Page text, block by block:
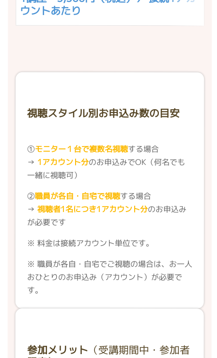
ウントあたり
視聴スタイル別お申込み数の目安
①モニター１台で複数名視聴する場合
→ 1アカウント分のお申込みでOK（何名でも
一緒に視聴可）
②職員が各自・自宅で視聴する場合
→視聴者1名につき1アカウント分のお申込み
が必要です
※ 料金は接続アカウント単位です。
※ 職員が各自・自宅でご視聴の場合は、お一人
おひとりのお申込み（アカウント）が必要で
す。
参加メリット （受講期間中・参加者